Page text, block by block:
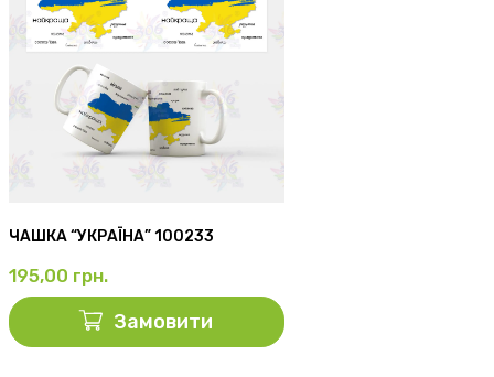
ЧАШКА “УКРАЇНА” 100233
195,00 грн.
Замовити